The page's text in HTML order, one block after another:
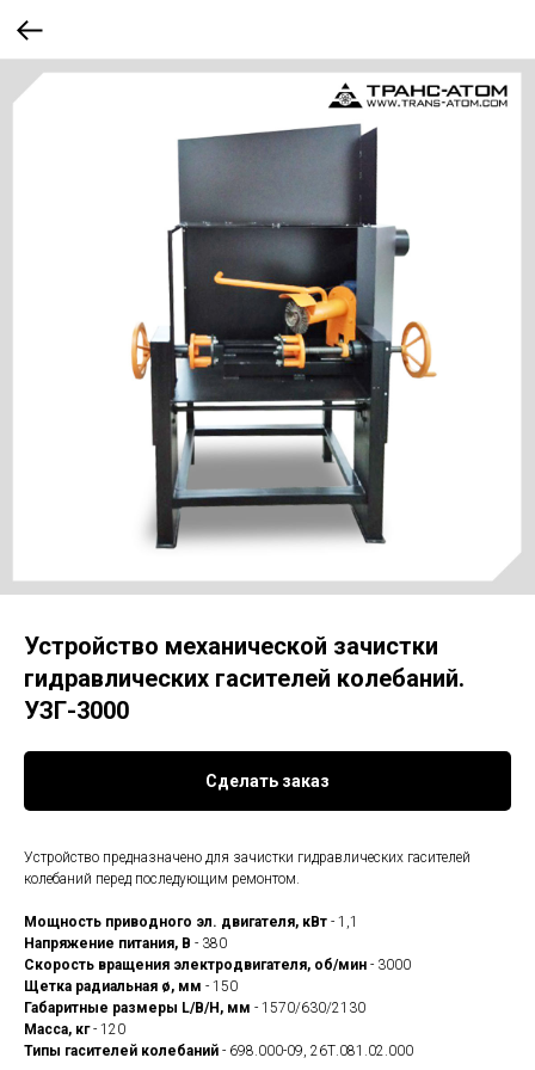
Устройство механической зачистки
гидравлических гасителей колебаний.
УЗГ-3000
Сделать заказ
Устройство предназначено для зачистки гидравлических гасителей
колебаний перед последующим ремонтом.
Мощность приводного эл. двигателя, кВт - 1,1
Напряжение питания, В - 380
Скорость вращения электродвигателя, об/мин - 3000
Щетка радиальная ø, мм - 150
Габаритные размеры L/B/H, мм - 1570/630/2130
Масса, кг- 120
Типы гасителей колебаний - 698.000-09, 26Т.081.02.000